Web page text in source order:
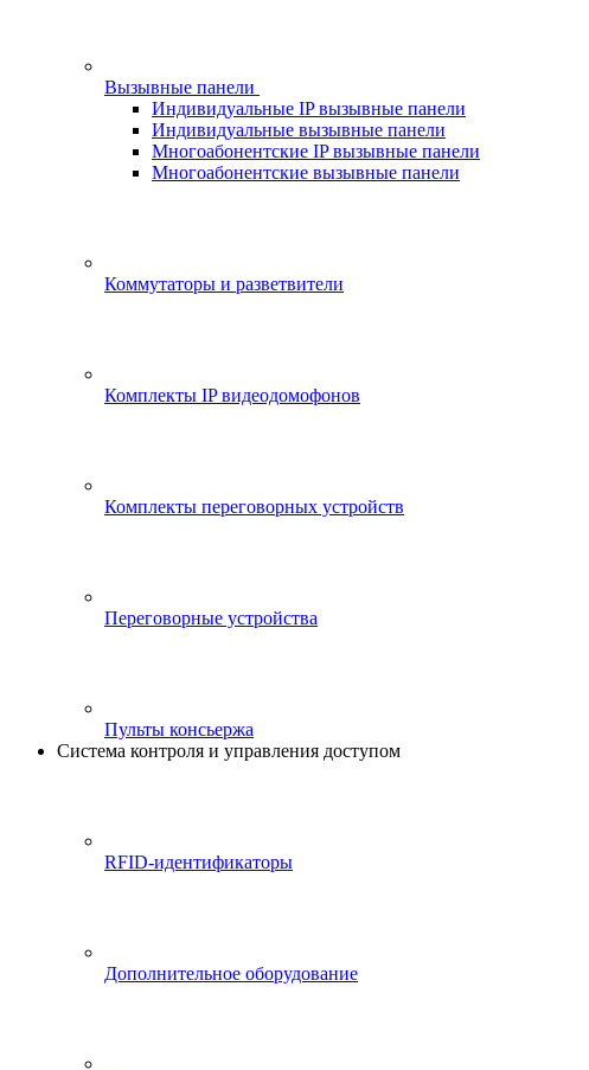
Вызывные панели
Индивидуальные IP вызывные панели
Индивидуальные вызывные панели
Многоабонентские IP вызывные панели
Многоабонентские вызывные панели
Коммутаторы и разветвители
Комплекты IP видеодомофонов
Комплекты переговорных устройств
Переговорные устройства
Пульты консьержа
Система контроля и управления доступом
RFID-идентификаторы
Дополнительное оборудование